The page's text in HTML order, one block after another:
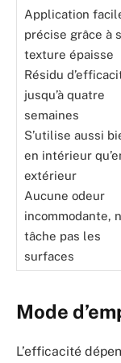
Application
précise grâce à
texture épaisse
Résidu
jusqu’à quatre
semaines
S’utilise aussi
en intérieur
extérieur
Aucune odeur
incommodante,
tâche pas les
surfaces
Mode
L’efficacité